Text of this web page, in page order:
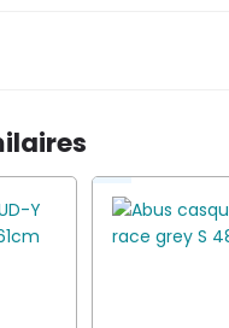
3.0 shiny orange M 50-
connecté pour publier